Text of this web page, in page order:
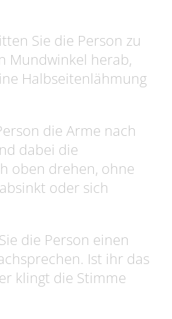
Sie die Person zu
Mundwinkel herab,
Halbseitenlähmung
die Arme nach
dabei die
oben drehen, ohne
oder sich
die Person einen
Ist ihr das
klingt die Stimme